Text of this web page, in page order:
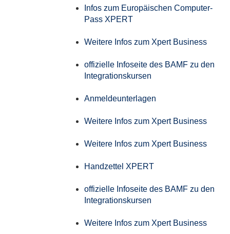
Infos zum Europäischen Computer-
Pass XPERT
Weitere Infos zum Xpert Business
offizielle Infoseite des BAMF zu den
Integrationskursen
Anmeldeunterlagen
Weitere Infos zum Xpert Business
Weitere Infos zum Xpert Business
Handzettel XPERT
offizielle Infoseite des BAMF zu den
Integrationskursen
Weitere Infos zum Xpert Business